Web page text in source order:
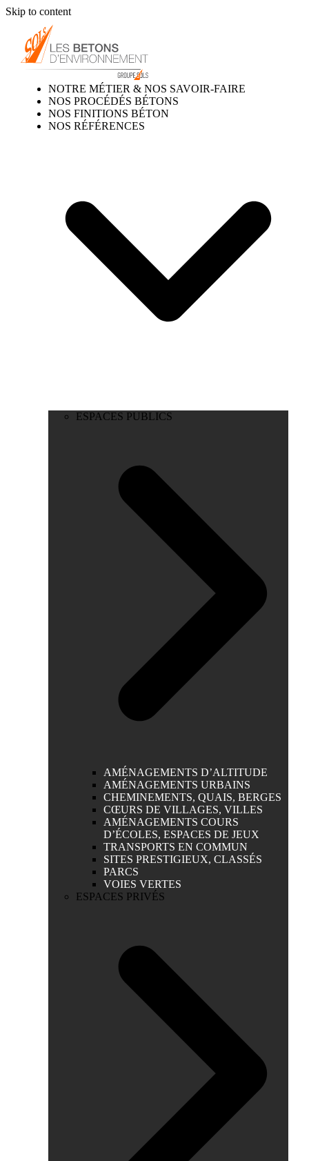
Skip to content
NOTRE MÉTIER & NOS SAVOIR-FAIRE
NOS PROCÉDÉS BÉTONS
NOS FINITIONS BÉTON
NOS RÉFÉRENCES
ESPACES PUBLICS
AMÉNAGEMENTS D’ALTITUDE
AMÉNAGEMENTS URBAINS
CHEMINEMENTS, QUAIS, BERGES
CŒURS DE VILLAGES, VILLES
AMÉNAGEMENTS COURS
D’ÉCOLES, ESPACES DE JEUX
TRANSPORTS EN COMMUN
SITES PRESTIGIEUX, CLASSÉS
PARCS
VOIES VERTES
ESPACES PRIVÉS